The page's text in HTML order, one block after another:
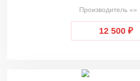
Производитель «»
12 500 ₽